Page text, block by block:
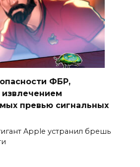
ФБР,
извлечением
превью сигнальных
Apple устранил брешь